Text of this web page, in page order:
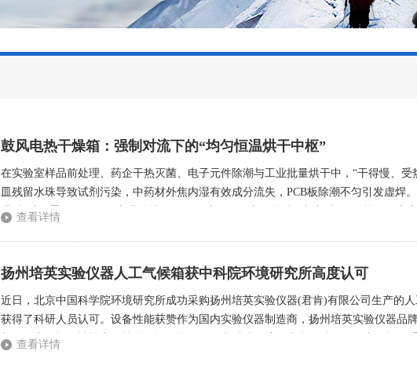
鼓风电热干燥箱：强制对流下的“均匀恒温烘干中枢”
在实验室样品前处理、药企干热灭菌、电子元件除潮与工业批量烘干中，“干得慢、
皿残留水珠导致试剂污染，中药材外焦内湿有效成分流失，PCB板除潮不匀引发虚焊
温”打破静置局限，把箱内温差从±3~5℃压缩到±1℃内，是科研与制造的“万能干燥底
查看详情
扬州培英实验仪器人工气候箱获中科院环境研究所高度认可
近日，北京中国科学院环境研究所成功采购扬州培英实验仪器(君肯)有限公司生产的
获得了科研人员认可。设备性能获赞作为国内实验仪器制造商，扬州培英实验仪器品
制、稳定的运行性能和人性化的操作界面，在中科院环境研究所的科研工作中发挥了
查看详情